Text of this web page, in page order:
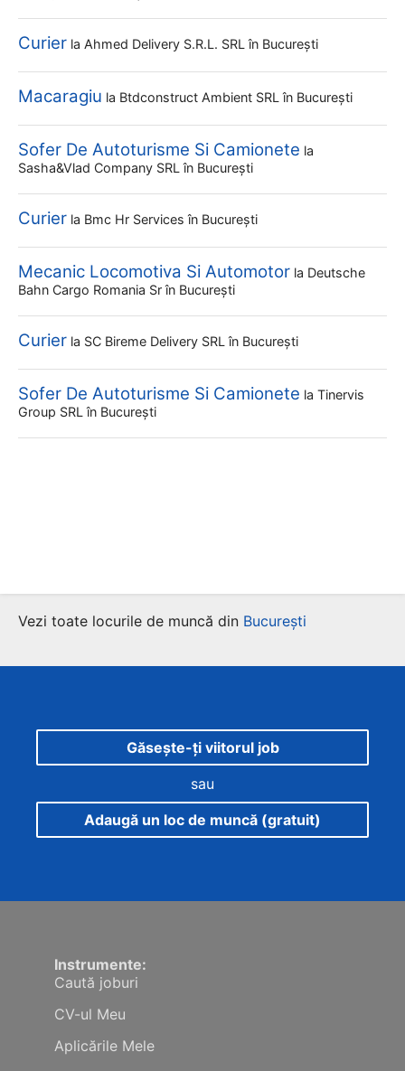
Curier la Ahmed Delivery S.r.l. SRL în București
Macaragiu la Btdconstruct Ambient SRL în București
Sofer De Autoturisme Si Camionete la
Sasha&vlad Company SRL în București
Curier la Bmc Hr Services în București
Mecanic Locomotiva Si Automotor la Deutsche
Bahn Cargo Romania Sr în București
Curier la SC Bireme Delivery SRL în București
Sofer De Autoturisme Si Camionete la Tinervis
Group SRL în București
Vezi toate locurile de muncă din București
Găsește-ți viitorul job
sau
Adaugă un loc de muncă (gratuit)
Instrumente:
Caută joburi
CV-ul Meu
Aplicările Mele